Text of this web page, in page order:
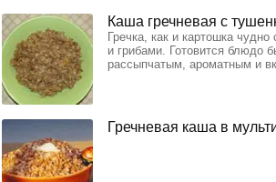
Каша гречневая с
Гречка, как и картошка чудно
и грибами. Готовится блюдо
рассыпчатым, ароматным и
Гречневая каша в